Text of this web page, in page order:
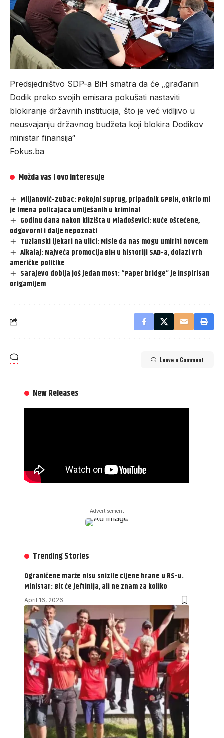
Predsjedništvo SDP-a BiH smatra da će „građanin
Dodik preko svojih emisara pokušati nastaviti
blokiranje državnih institucija, što je već vidljivo u
neusvajanju državnog budžeta koji blokira Dodikov
ministar finansija“
Fokus.ba
Možda vas i ovo interesuje
Miljanović-Zubac: Pokojni suprug, pripadnik GPBiH, otkrio mi
je imena policajaca umiješanih u kriminal
Godinu dana nakon klizišta u Mladoševici: Kuće oštećene,
odgovorni i dalje nepoznati
Tuzlanski ljekari na ulici: Misle da nas mogu umiriti novcem
Alkalaj: Najveća promocija BiH u historiji SAD-a, dolazi vrh
američke politike
Sarajevo dobija još jedan most: “Paper bridge” je inspirisan
origamijem
Leave a Comment
New Releases
- Advertisement -
Trending Stories
Ograničene marže nisu snizile cijene hrane u RS-u.
Ministar: Bit će jeftinija, ali ne znam za koliko
April 16, 2026